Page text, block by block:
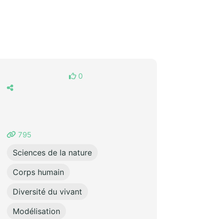
0
795
Sciences de la nature
Corps humain
Diversité du vivant
Modélisation